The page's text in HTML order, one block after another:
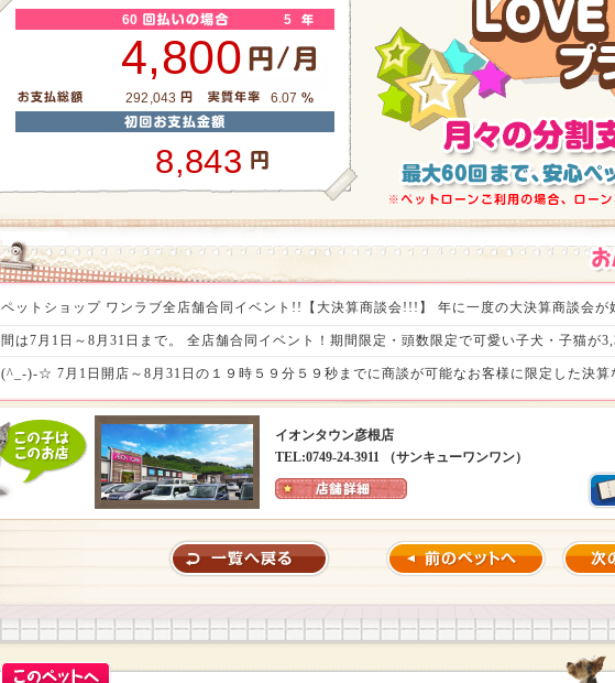
60 5
4,800
292,043 6.07
8,843
ペットショップ ワンラブ全店舗合同イベント!!【大決算商談会!!!】 年に一度の大決算商談会が
間は7月1日～8月31日まで。 全店舗合同イベント！期間限定・頭数限定で可愛い子犬・子猫が
(^_-)-☆ 7月1日開店～8月31日の１９時５９分５９秒までに商談が可能なお客様に限定した決算
格(〃^∇^)o_彡 さらに特売商品や小動物コーナー・アクアコーナーでもお得がいっぱい!! さっ
務大臣の奥様に決議して頂きまして、ぜひぜひ全国のワンラブへご来店ください(⌒▽⌒)ゞ １
間!!この機会、お見逃しなく(^o^)／（税込107,800円）
イオンタウン彦根店
TEL:0749-24-3911 （サンキューワンワン）